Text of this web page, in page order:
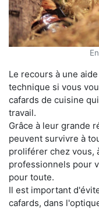
Le recours à une
technique si vous
cafards de cuisine
travail.
Grâce à leur grande
peuvent survivre à
proliférer chez vous,
professionnels pour
pour toute.
Il est important
cafards, dans